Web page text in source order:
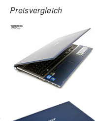
Preisvergleich